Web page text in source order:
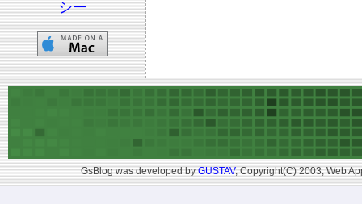
シー
GsBlog was developed byGUSTAV, Copyright(C) 2003, Web